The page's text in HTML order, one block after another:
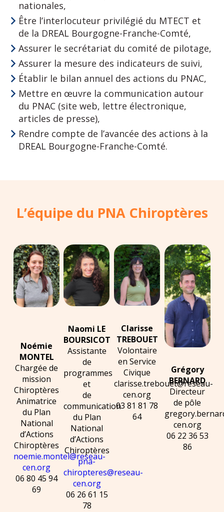
nationales,
Être l’interlocuteur privilégié du MTECT et
de la DREAL Bourgogne-Franche-Comté,
Assurer le secrétariat du comité de pilotage,
Assurer la mesure des indicateurs de suivi,
Établir le bilan annuel des actions du PNAC,
Mettre en œuvre la communication autour
du PNAC (site web, lettre électronique,
articles de presse),
Rendre compte de l’avancée des actions à la
DREAL Bourgogne-Franche-Comté.
L’équipe du PNA Chiroptères
Noémie
MONTEL
Chargée de
mission
Chiroptères
Animatrice
du Plan
National
d’Actions
Chiroptères
noemie.montel@reseau-
cen.org
06 80 45 94
69
Naomi LE
BOURSICOT
Assistante
de
programmes
et
de
communication
du Plan
National
d’Actions
Chiroptères
pna-
chiropteres@reseau-
cen.org
06 26 61 15
78
Clarisse
TREBOUET
Volontaire
en Service
Civique
clarisse.trebouet@reseau-
cen.org
03 81 81 78
64
Grégory
BERNARD
Directeur
de pôle
cen.org
06 22 36 53
86